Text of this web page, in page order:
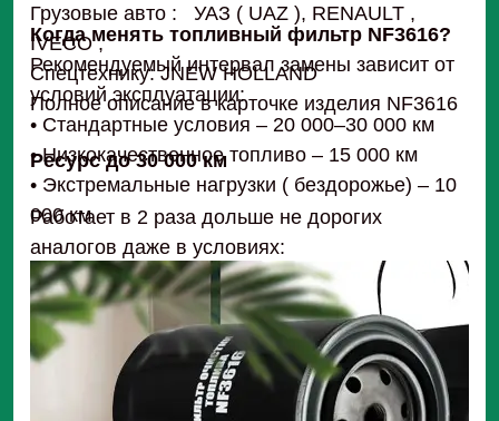
Грузовые авто : УАЗ ( UAZ ), RENAULT ,
IVECO ,
Спецтехнику: JNEW HOLLAND
Полное описание в карточке изделия NF3616
Ресурс до 30 000 км
Работает в 2 раза дольше не дорогих
аналогов даже в условиях:
Высокой запыленности
Низкокачественного топлива
Экстремальных температур
Сертифицированное качество
Когда менять топливный фильтр NF3616?
Рекомендуемый интервал замены зависит от
условий эксплуатации:
• Стандартные условия – 20 000–30 000 км
• Низкокачественное топливо – 15 000 км
• Экстремальные нагрузки ( бездорожье) – 10
000 км